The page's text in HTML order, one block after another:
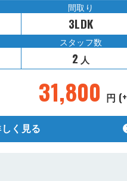
間取り
3LDK
スタッフ数
2 人
31,800 円
く見る